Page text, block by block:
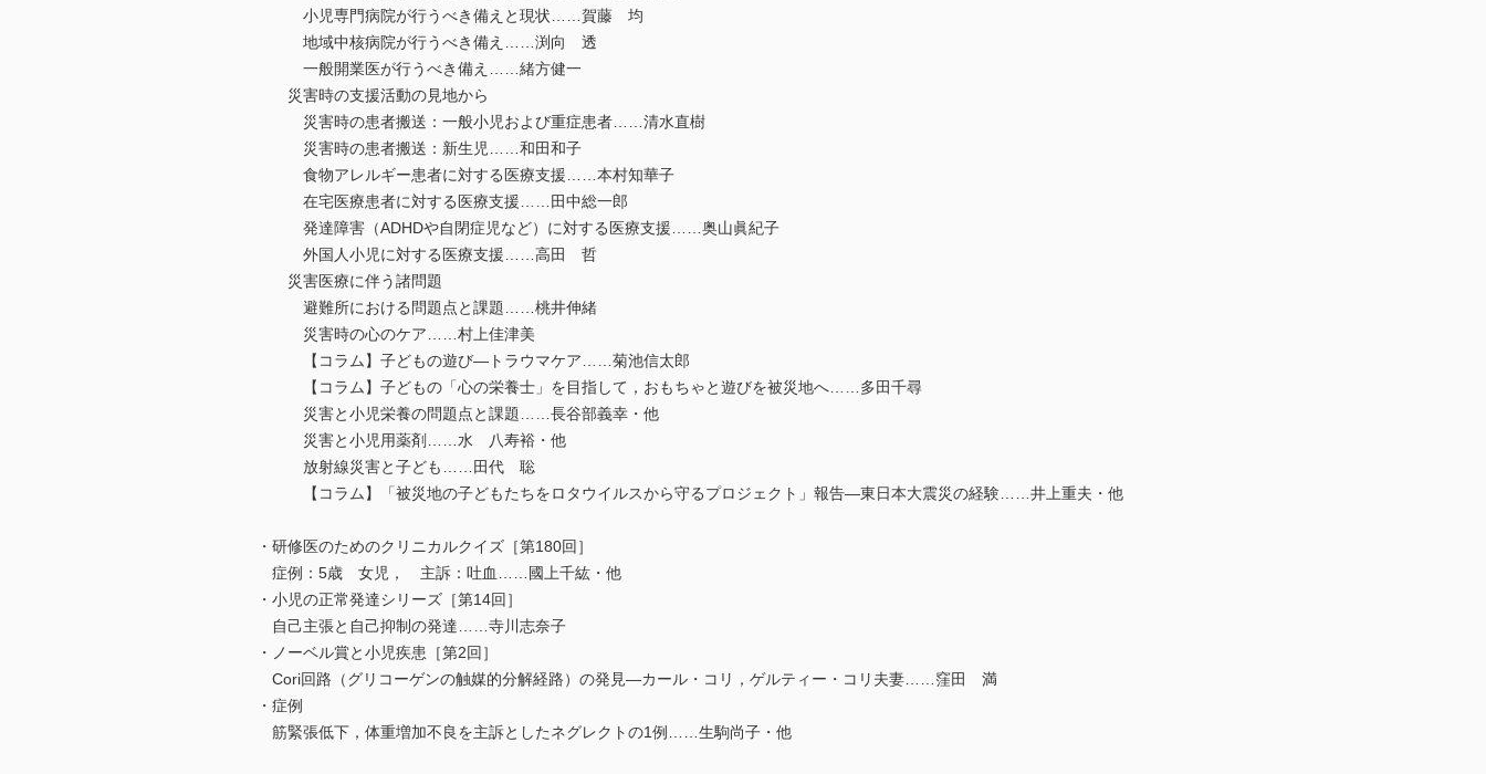
小児専門病院が行うべき備えと現状……賀藤 均
地域中核病院が行うべき備え……渕向 透
一般開業医が行うべき備え……緒方健一
災害時の支援活動の見地から
災害時の患者搬送：一般小児および重症患者……清水直樹
災害時の患者搬送：新生児……和田和子
食物アレルギー患者に対する医療支援……本村知華子
在宅医療患者に対する医療支援……田中総一郎
発達障害（ADHDや自閉症児など）に対する医療支援……奥山眞紀子
外国人小児に対する医療支援……高田 哲
災害医療に伴う諸問題
避難所における問題点と課題……桃井伸緒
災害時の心のケア……村上佳津美
【コラム】子どもの遊び―トラウマケア……菊池信太郎
【コラム】子どもの「心の栄養士」を目指して，おもちゃと遊びを被災地へ……多田千尋
災害と小児栄養の問題点と課題……長谷部義幸・他
災害と小児用薬剤……水 八寿裕・他
放射線災害と子ども……田代 聡
【コラム】「被災地の子どもたちをロタウイルスから守るプロジェクト」報告―東日本大震災の経験……井上重夫・他
・研修医のためのクリニカルクイズ［第180回］
症例：5歳 女児， 主訴：吐血……國上千紘・他
・小児の正常発達シリーズ［第14回］
自己主張と自己抑制の発達……寺川志奈子
・ノーベル賞と小児疾患［第2回］
Cori回路（グリコーゲンの触媒的分解経路）の発見―カール・コリ，ゲルティー・コリ夫妻……窪田 満
・症例
筋緊張低下，体重増加不良を主訴としたネグレクトの1例……生駒尚子・他